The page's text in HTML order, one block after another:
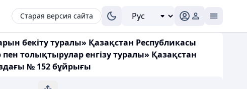
Старая версия сайта
бекіту туралы» Қазақстан Республикасы
толықтырулар енгізу туралы» Қазақстан
№ 152 бұйрығы